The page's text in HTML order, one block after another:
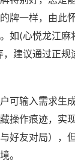
牌一样，由此
如(心悦龙江麻
建议通过正规
可输入需求生
操作痕迹，实
好友对局），
。